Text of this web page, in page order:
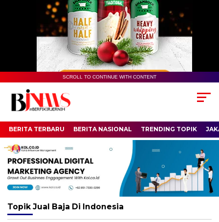
SCROLL TO CONTINUE WITH CONTENT
BERITA TERBARU BERITA NASIONAL TRENDING TOPIK
Topik Jual Baja Di Indonesia